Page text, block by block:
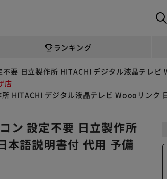
ランキング
要 日立製作所 HITACHI デジタル液晶テレビ
店
HITACHI デジタル液晶テレビ Woooリンク
ン 設定不要 日立製作所
語説明書付 代用 予備